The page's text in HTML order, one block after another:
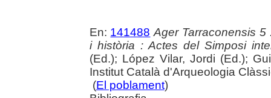
En: 141488 Ager Tarraconensis
i història : Actes del Simposi
(Ed.); López Vilar, Jordi (Ed.);
Institut Català d'Arqueologia
(El poblament)